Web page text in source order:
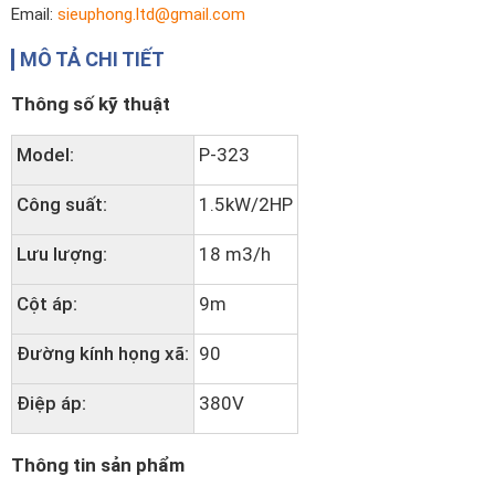
Email: sieuphong.ltd@gmail.com
MÔ TẢ CHI TIẾT
Thông số kỹ thuật
Model: P-323
Công suất: 1.5kW/2HP
Lưu lượng: 18 m3/h
Cột áp: 9m
Đường kính họng xã: 90
Điệp áp: 380V
Thông tin sản phẩm